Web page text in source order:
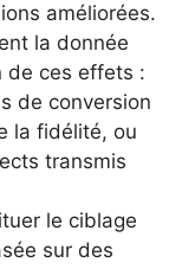
améliorées.
la donnée
de ces effets :
de conversion
la fidélité, ou
transmis
le ciblage
sur des